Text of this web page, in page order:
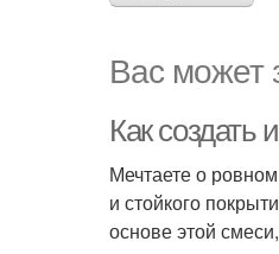
Вас может
Как создать
Мечтаете о
и стойкого
основе этой